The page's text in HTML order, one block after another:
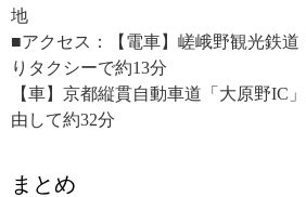
地
■アクセス：【電車】嵯峨野観光鉄道
りタクシーで約13分
【車】京都縦貫自動車道「大原野IC
由して約32分
まとめ